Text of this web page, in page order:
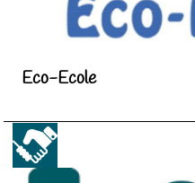
Eco-Ecole